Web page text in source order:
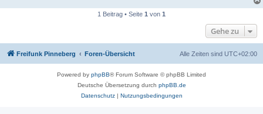
1 Beitrag • Seite 1 von 1
Gehe zu
Freifunk Pinneberg Foren-Übersicht Alle Zeiten sind UTC+02:00
Powered by phpBB® Forum Software © phpBB Limited
Deutsche Übersetzung durch phpBB.de
Datenschutz| Nutzungsbedingungen